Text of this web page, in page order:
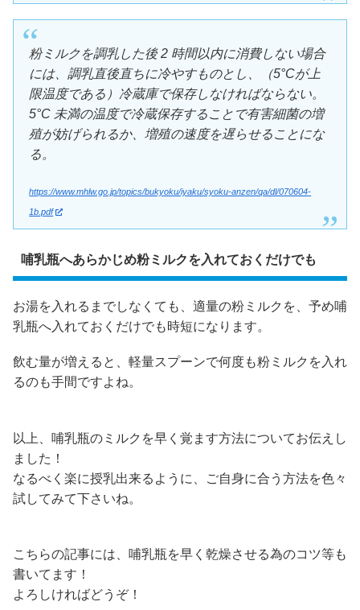
粉ミルクを調乳した後 2 時間以内に消費しない場合
には、調乳直後直ちに冷やすものとし、（5°Cが上
限温度である）冷蔵庫で保存しなければならない。
5°C 未満の温度で冷蔵保存することで有害細菌の増
殖が妨げられるか、増殖の速度を遅らせることにな
る。
https://www.mhlw.go.jp/topics/bukyoku/iyaku/syoku-anzen/qa/dl/070604-
1b.pdf
哺乳瓶へあらかじめ粉ミルクを入れておくだけでも
お湯を入れるまでしなくても、適量の粉ミルクを、予め哺
乳瓶へ入れておくだけでも時短になります。
飲む量が増えると、軽量スプーンで何度も粉ミルクを入れ
るのも手間ですよね。
以上、哺乳瓶のミルクを早く覚ます方法についてお伝えし
ました！
なるべく楽に授乳出来るように、ご自身に合う方法を色々
試してみて下さいね。
こちらの記事には、哺乳瓶を早く乾燥させる為のコツ等も
書いてます！
よろしければどうぞ！